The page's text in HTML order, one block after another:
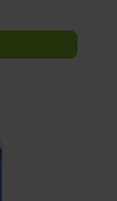
aber angenehmen